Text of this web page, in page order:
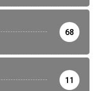
68
11